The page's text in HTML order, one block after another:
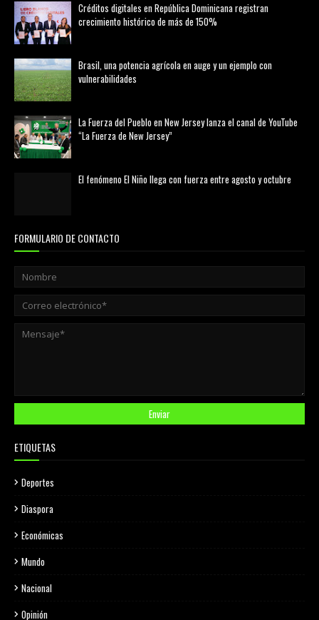
Créditos digitales en República Dominicana registran
crecimiento histórico de más de 150%
Brasil, una potencia agrícola en auge y un ejemplo con
vulnerabilidades
La Fuerza del Pueblo en New Jersey lanza el canal de YouTube
“La Fuerza de New Jersey”
El fenómeno El Niño llega con fuerza entre agosto y octubre
FORMULARIO DE CONTACTO
ETIQUETAS
Deportes
Diaspora
Económicas
Mundo
Nacional
Opinión